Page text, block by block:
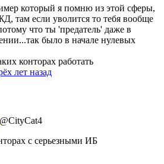
который я помню из этой сферы,
там если уволится то тебя вообще
что ты 'предатель' даже в
было в начале нулевых
конторах работать
лет назад
@CityCat4
с серьезными ИБ